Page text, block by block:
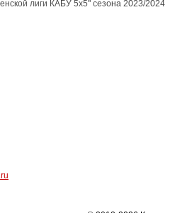
лиги КАБУ 5х5" сезона 2023/2024